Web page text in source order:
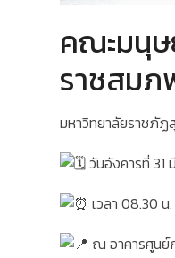
คณะมนุษ
ราชสมภ
มหาวิทยาลัยราชภัฏ
วันอังคารที่ 31
เวลา 08.30 น.
ณ อาคารศูนย์